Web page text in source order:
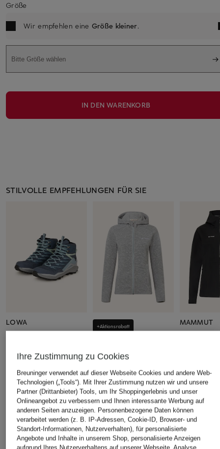
Größe
Wir empfehlen eine Größe kleiner.
Bitte Größe wählen
IN DEN WARENKORB
STILVOLLE EMPFEHLUNGEN FÜR SIE
LOWA
200 €
+Aktionsrabatt
Fleecejacke W TIKOMA
80 €
Bestpreis:68 €
Ursprünglich:160 €
MAMMUT
ÄHNLICHE ARTIKEL ENTDECKEN
Ihre Zustimmung zu Cookies
Breuninger verwendet auf dieser Webseite Cookies und andere Web-
Technologien („Tools“). Mit Ihrer Zustimmung nutzen wir und unsere
Partner (Drittanbieter) Tools, um Ihr Shoppingerlebnis und unser
Onlineangebot zu verbessern und Ihnen interessante Werbung auf
anderen Seiten anzuzeigen. Personenbezogene Daten können
verarbeitet werden (z. B. IP-Adressen, Cookie-ID, Browser- und
Standort-Informationen, Nutzerverhalten), für personalisierte
Angebote und Inhalte in unserem Shop, personalisierte Anzeigen
aufgrund Ihres Nutzerverhaltens auf unserer Webseite, Analyse